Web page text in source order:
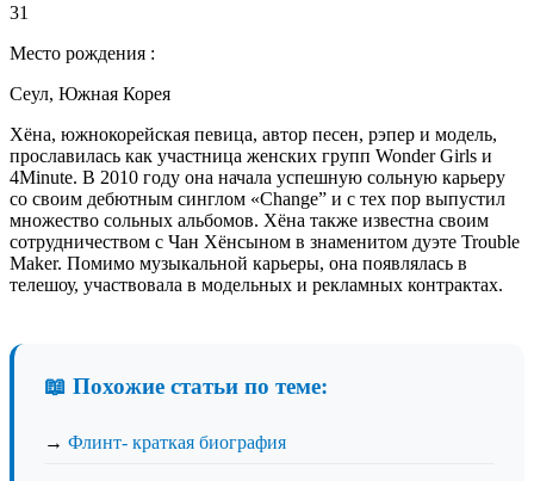
31
Место рождения :
Сеул, Южная Корея
Хёна, южнокорейская певица, автор песен, рэпер и модель,
прославилась как участница женских групп Wonder Girls и
4Minute. В 2010 году она начала успешную сольную карьеру
со своим дебютным синглом «Change” и с тех пор выпустил
множество сольных альбомов. Хёна также известна своим
сотрудничеством с Чан Хёнсыном в знаменитом дуэте Trouble
Maker. Помимо музыкальной карьеры, она появлялась в
телешоу, участвовала в модельных и рекламных контрактах.
📖 Похожие статьи по теме:
→ Флинт- краткая биография